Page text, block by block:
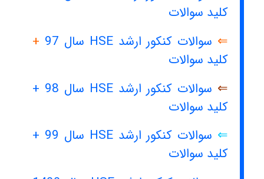
کلید سوالات
⇐ سوالات کنکور ارشد HSE سال 97
+
کلید سوالات
⇐
سوالات کنکور ارشد HSE سال 98 +
کلید سوالات
⇐
سوالات کنکور ارشد HSE سال 99 +
کلید سوالات